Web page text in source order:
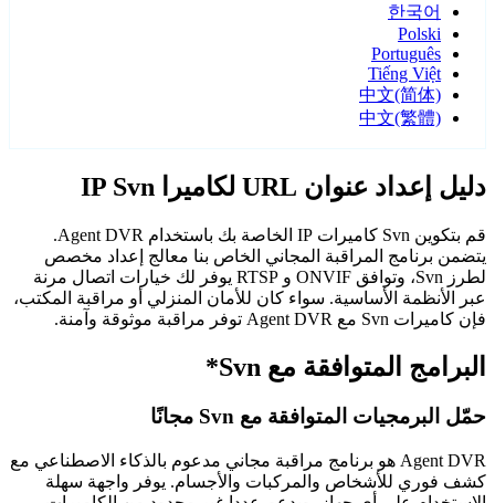
한국어
Polski
Português
Tiếng Việt
中文(简体)
中文(繁體)
دليل إعداد عنوان URL لكاميرا IP Svn
قم بتكوين Svn كاميرات IP الخاصة بك باستخدام Agent DVR.
يتضمن برنامج المراقبة المجاني الخاص بنا معالج إعداد مخصص
لطرز Svn، وتوافق ONVIF و RTSP يوفر لك خيارات اتصال مرنة
عبر الأنظمة الأساسية. سواء كان للأمان المنزلي أو مراقبة المكتب،
فإن كاميرات Svn مع Agent DVR توفر مراقبة موثوقة وآمنة.
البرامج المتوافقة مع Svn*
حمّل البرمجيات المتوافقة مع Svn مجانًا
Agent DVR هو برنامج مراقبة مجاني مدعوم بالذكاء الاصطناعي مع
كشف فوري للأشخاص والمركبات والأجسام. يوفر واجهة سهلة